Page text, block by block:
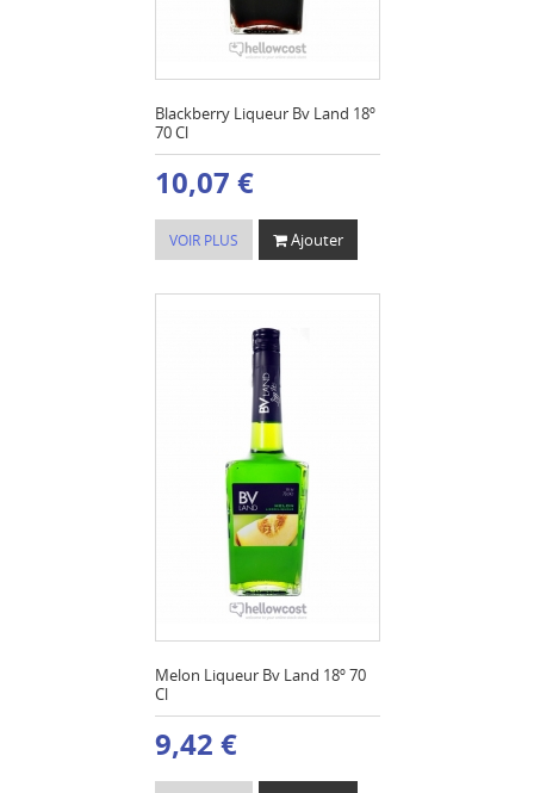
Blackberry Liqueur Bv Land 18º
70 Cl
10,07 €
VOIR PLUS Ajouter
Melon Liqueur Bv Land 18º 70
Cl
9,42 €